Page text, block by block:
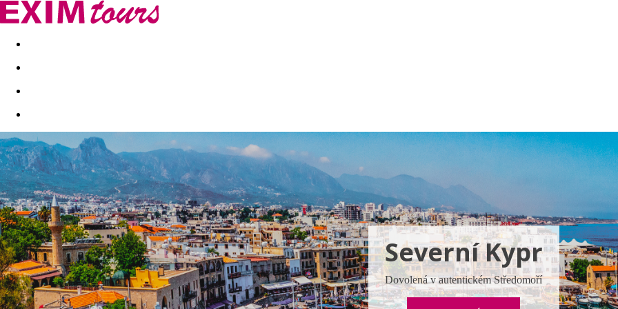
Akční nabídky Last minute
Severní Kypr
Dovolená v autentickém Středomoří